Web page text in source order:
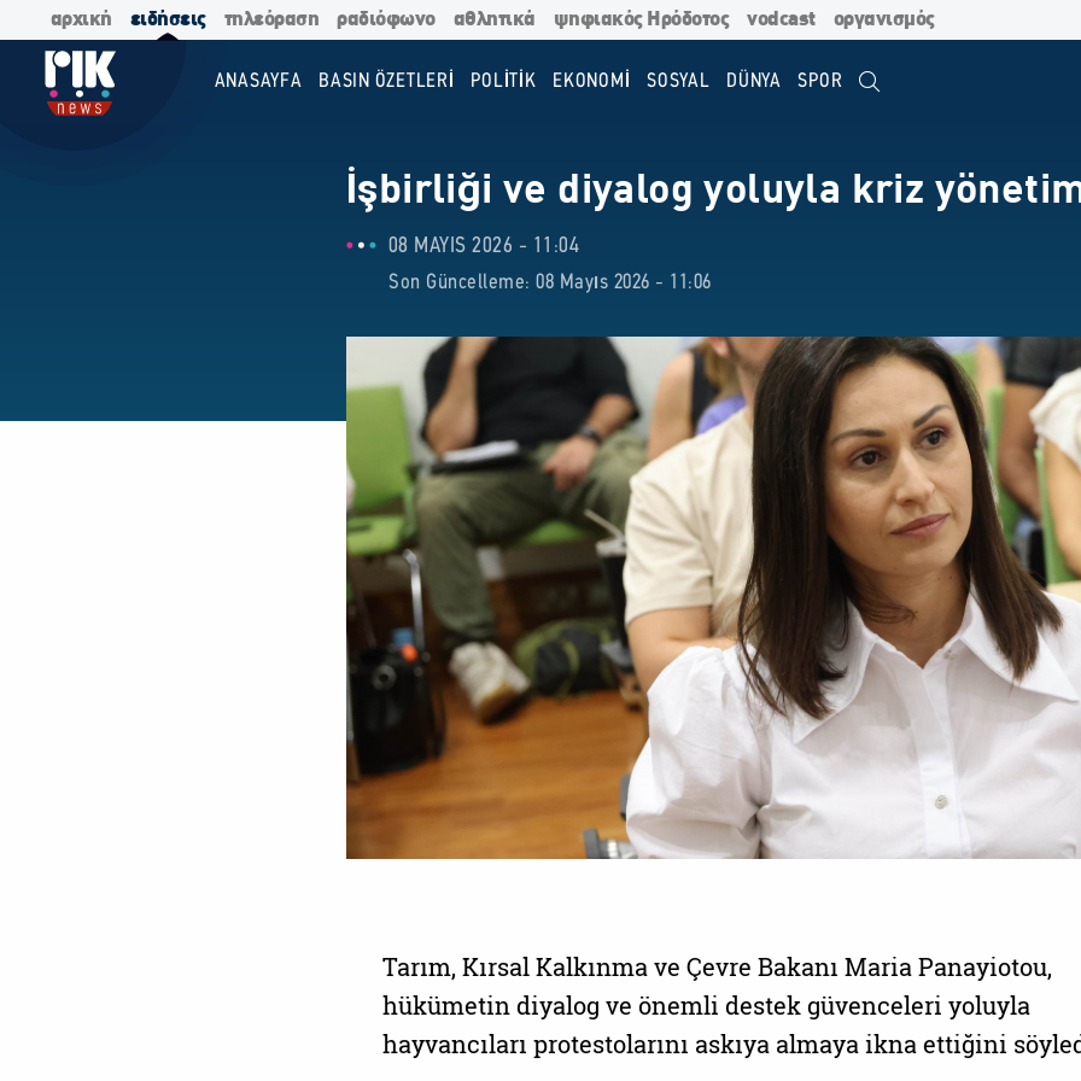
αρχική ειδήσεις τηλεόραση ραδιόφωνο αθλητικά ψηφιακός Ηρόδοτος vodcast οργανισμός
ANASAYFA BASIN ÖZETLERİ POLİTİK EKONOMİ SOSYAL DÜNYA SPOR
İşbirliği ve diyalog yoluyla kriz
08 MAYIS 2026 - 11:04
Son Güncelleme: 08 Mayıs 2026 - 11:06
Tarım, Kırsal Kalkınma ve Çevre Bakanı Maria Panayiotou,
hükümetin diyalog ve önemli destek güvenceleri yoluyla
hayvancıları protestolarını askıya almaya ikna ettiğini